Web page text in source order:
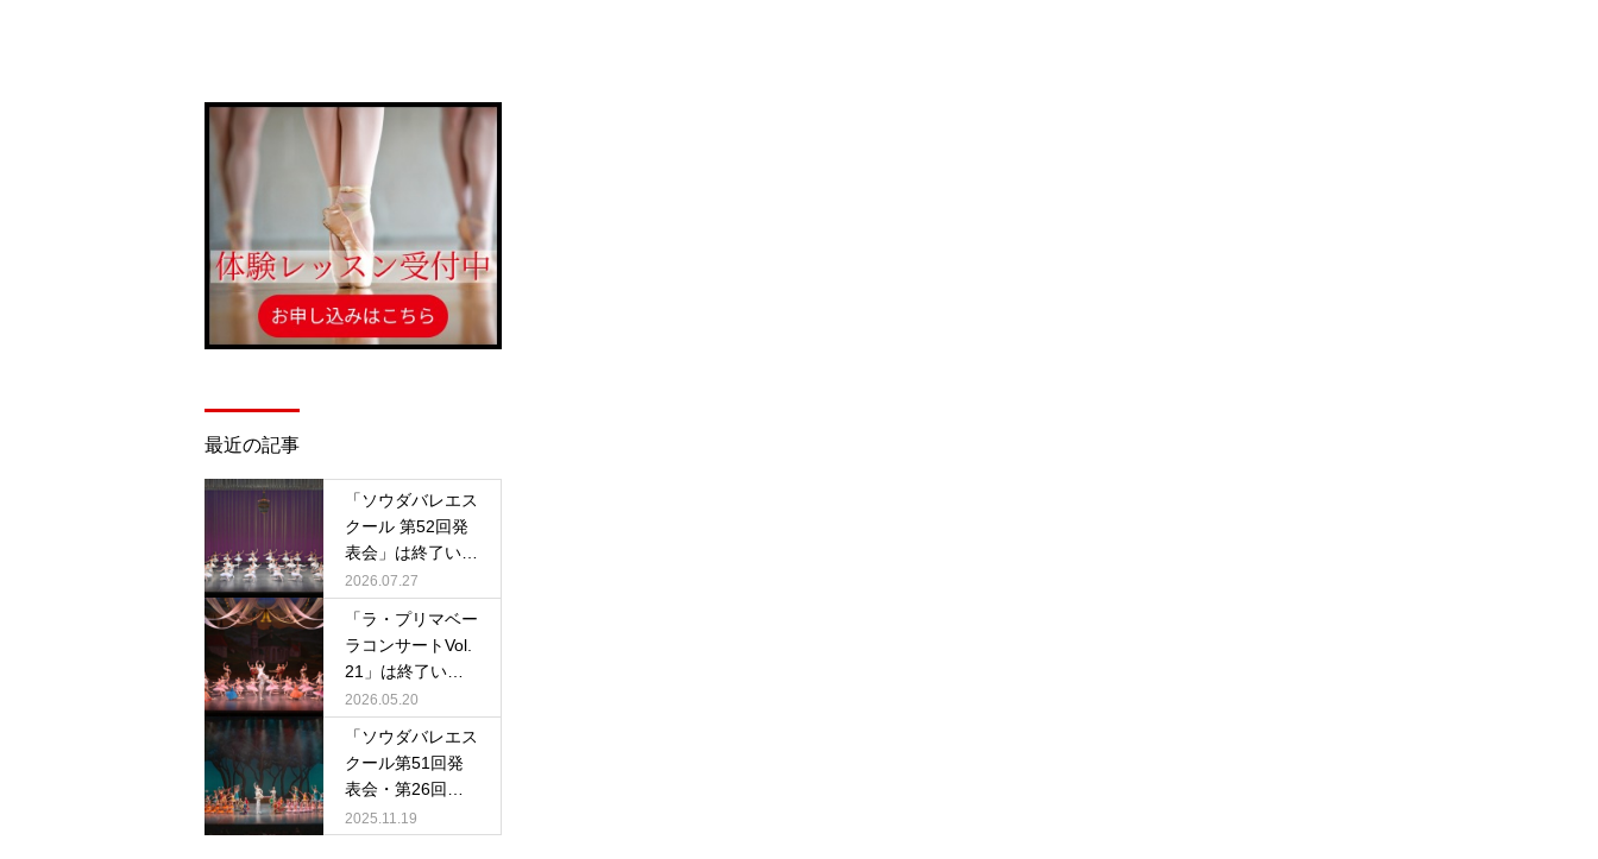
最近の記事
「ソウダバレエス
クール 第52回発
表会」は終了いた
しました。
2026.07.27
「ラ・プリマベー
ラコンサートVol.
21」は終了いた
しました。
2026.05.20
「ソウダバレエス
クール第51回発
表会・第26回公
演」は終了いたし
ました。
2025.11.19